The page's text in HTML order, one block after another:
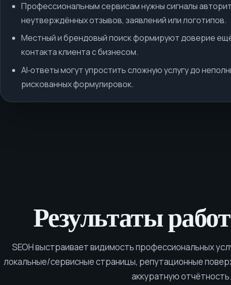
Профессиональным сервисам нужны сигналы
неутверждённых отзывов, заявлений или логотипов.
Местный и брендовый поиск формируют доверие
контакта клиента с бизнесом.
AI‑ответы могут упростить сложную услугу до
рискованных формулировок.
Результаты
SEOH выстраивает видимость профессиональных
локальные/сервисные страницы, репутационные
аккуратную отчётность.